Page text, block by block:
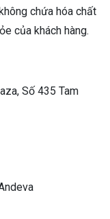
chứa hóa chất
của khách hàng.
Số 435 Tam